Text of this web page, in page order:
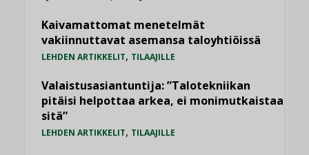
Kaivamattomat menetelmät
vakiinnuttavat asemansa taloyhtiöissä
LEHDEN ARTIKKELIT, TILAAJILLE
Valaistusasiantuntija: ”Talotekniikan
pitäisi helpottaa arkea, ei monimutkaistaa
sitä”
LEHDEN ARTIKKELIT, TILAAJILLE